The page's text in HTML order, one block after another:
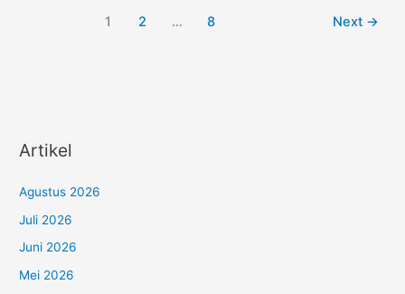
1 2 … 8 Next →
Artikel
Agustus 2026
Juli 2026
Juni 2026
Mei 2026